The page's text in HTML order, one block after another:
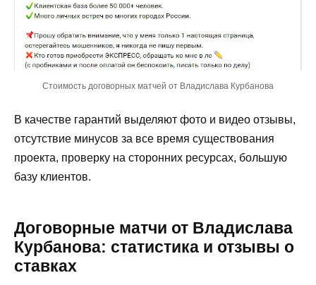
Стоимость договорных матчей от Владислава Курбанова
В качестве гарантий выделяют фото и видео отзывы,
отсутствие минусов за все время существования
проекта, проверку на сторонних ресурсах, большую
базу клиентов.
Договорные матчи от Владислава
Курбанова: статистика и отзывы о
ставках